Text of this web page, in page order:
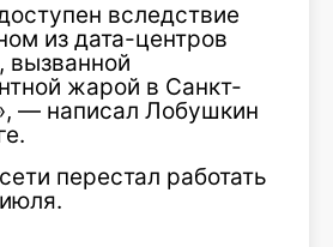
вследствие
из дата-центров
вызванной
жарой в Санкт-
— написал Лобушкин
перестал работать